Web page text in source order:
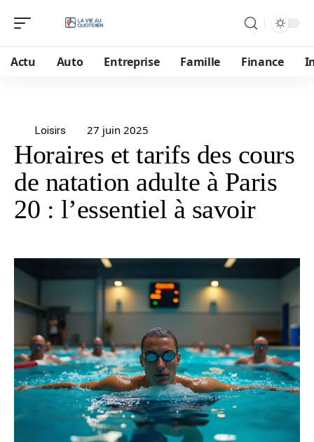
Actu Auto Entreprise Famille Finance
Loisirs 27 juin 2025
Horaires et tarifs des cours
de natation adulte à Paris
20 : l’essentiel à savoir